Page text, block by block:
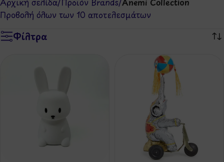
Προβολή όλων των 10 αποτελεσμάτων
Φίλτρα